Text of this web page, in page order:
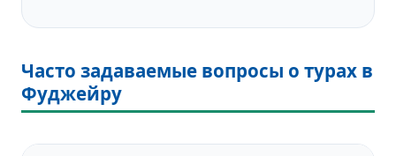
Часто задаваемые вопросы о турах в
Фуджейру